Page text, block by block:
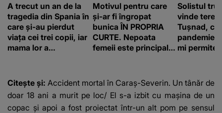
A trecut un an de la
tragedia din Spania în
care și-au pierdut
viața cei trei copii, iar
mama lor a…
Motivul pentru care
și-ar fi îngropat
bunica ÎN PROPRIA
CURTE. Nepoata
femeii este principalul
DESCOPERIT DE
ANCHETATORI a șocat
localnicii
Solistul
vinde
Tușnad,
pandemie:
mi permite
Citește și: Accident mortal în Caraș-Severin. Un tânăr de
doar 18 ani a murit pe loc/ El s-a izbit cu mașina de un
copac și apoi a fost proiectat într-un alt pom pe sensul